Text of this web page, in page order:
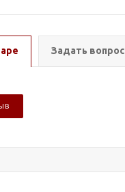
Задать вопрос